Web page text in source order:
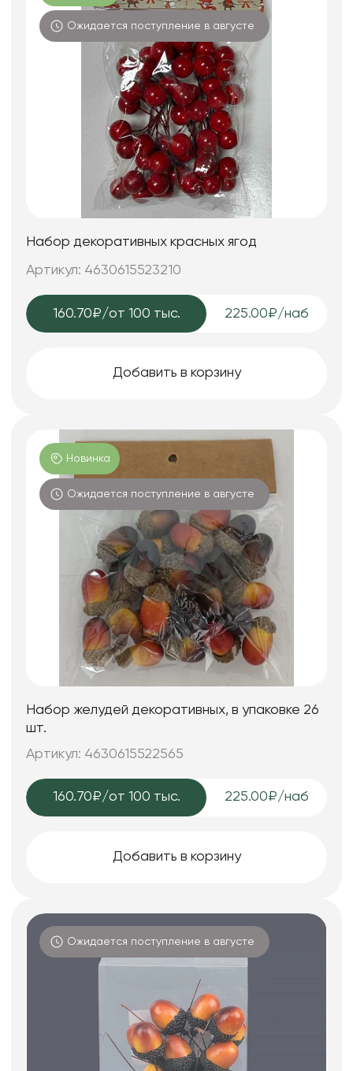
Ожидается поступление в августе
Набор декоративных красных ягод
Артикул: 4630615523210
160.70₽/от 100 тыс. 225.00₽/наб
Добавить в корзину
Новинка
Ожидается поступление в августе
Набор желудей декоративных, в упаковке 26
шт.
Артикул: 4630615522565
160.70₽/от 100 тыс. 225.00₽/наб
Добавить в корзину
Ожидается поступление в августе